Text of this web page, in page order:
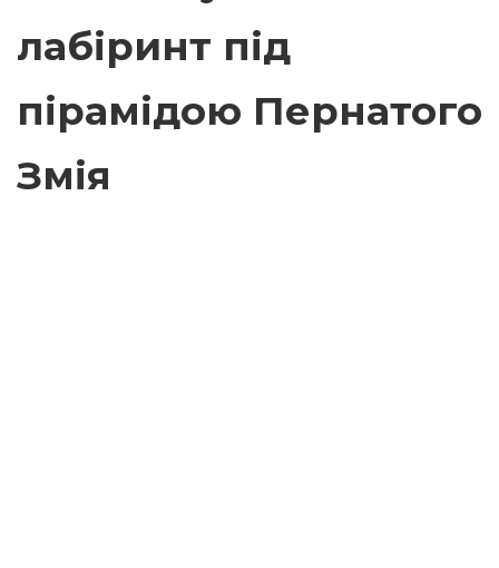
лабіринт під
пірамідою Пернатого
Змія